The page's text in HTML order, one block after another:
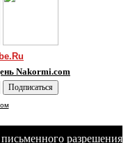
Nakormi.com
разрешения